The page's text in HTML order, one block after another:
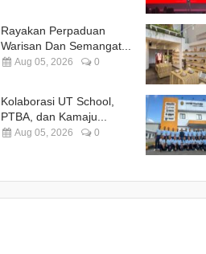
Rayakan Perpaduan
Warisan Dan Semangat...
Aug 05, 2026 0
Kolaborasi UT School,
PTBA, dan Kamaju...
Aug 05, 2026 0